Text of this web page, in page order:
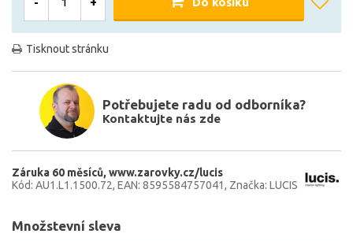
Tisknout stránku
Potřebujete radu od odborníka?
Kontaktujte nás zde
Záruka 60 měsíců www.zarovky.cz/lucis
Kód: AU1.L1.1500.72 EAN: 8595584757041 Značka: LUCIS
Množstevní sleva